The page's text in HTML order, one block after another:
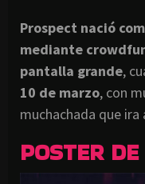
Prospect nació
mediante
pantalla grande,
10 de marzo, con
muchachada que ira
POSTER